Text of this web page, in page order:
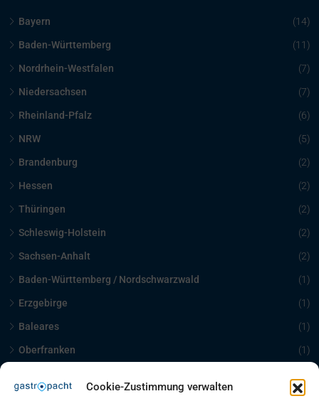
Cookie-Zustimmung verwalten
Bayern (14)
Baden-Württemberg (11)
Nordrhein-Westfalen (7)
Niedersachsen (7)
Rheinland-Pfalz (6)
NRW (5)
Brandenburg (2)
Hessen (2)
Thüringen (2)
Schleswig-Holstein (2)
Sachsen-Anhalt (2)
Baden-Württemberg / Nordschwarzwald (1)
Erzgebirge (1)
Baleares (1)
Oberfranken (1)